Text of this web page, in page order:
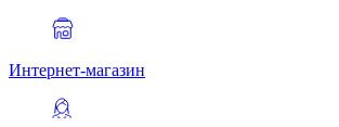
Интернет-магазин